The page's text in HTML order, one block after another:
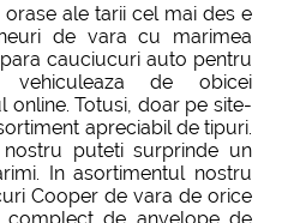
ale tarii cel mai des e
de vara cu marimea
cauciucuri auto pentru
vehiculeaza de obicei
online. Totusi, doar pe site-
apreciabil de tipuri.
puteti surprinde un
In asortimentul nostru
Cooper de vara de orice
complect de anvelope de